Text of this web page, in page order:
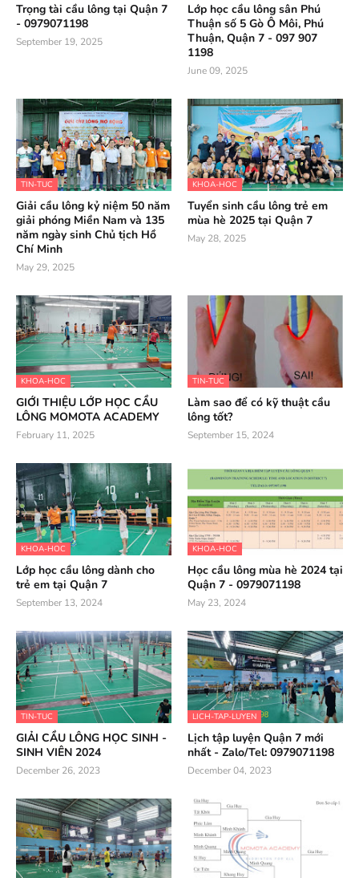
Trọng tài cầu lông tại Quận 7
- 0979071198
September 19, 2025
Lớp học cầu lông sân Phú
Thuận số 5 Gò Ô Môi, Phú
Thuận, Quận 7 - 097 907
1198
June 09, 2025
TIN-TUC
Giải cầu lông kỷ niệm 50 năm
giải phóng Miền Nam và 135
năm ngày sinh Chủ tịch Hồ
Chí Minh
May 29, 2025
KHOA-HOC
Tuyển sinh cầu lông trẻ em
mùa hè 2025 tại Quận 7
May 28, 2025
KHOA-HOC
GIỚI THIỆU LỚP HỌC CẦU
LÔNG MOMOTA ACADEMY
February 11, 2025
TIN-TUC
Làm sao để có kỹ thuật cầu
lông tốt?
September 15, 2024
KHOA-HOC
Lớp học cầu lông dành cho
trẻ em tại Quận 7
September 13, 2024
KHOA-HOC
Học cầu lông mùa hè 2024 tại
Quận 7 - 0979071198
May 23, 2024
TIN-TUC
GIẢI CẦU LÔNG HỌC SINH -
SINH VIÊN 2024
December 26, 2023
LICH-TAP-LUYEN
Lịch tập luyện Quận 7 mới
nhất - Zalo/Tel: 0979071198
December 04, 2023